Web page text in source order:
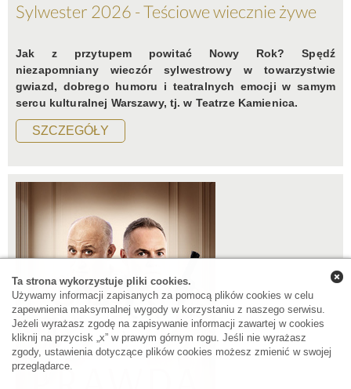
Sylwester 2026 - Teściowe wiecznie żywe
Jak z przytupem powitać Nowy Rok? Spędź
niezapomniany wieczór sylwestrowy w towarzystwie
gwiazd, dobrego humoru i teatralnych emocji w samym
sercu kulturalnej Warszawy, tj. w Teatrze Kamienica.
SZCZEGÓŁY
Ta strona wykorzystuje pliki cookies.
Używamy informacji zapisanych za pomocą plików cookies w celu
zapewnienia maksymalnej wygody w korzystaniu z naszego serwisu.
Jeżeli wyrażasz zgodę na zapisywanie informacji zawartej w cookies
kliknij na przycisk „x” w prawym górnym rogu. Jeśli nie wyrażasz
zgody, ustawienia dotyczące plików cookies możesz zmienić w swojej
przeglądarce.